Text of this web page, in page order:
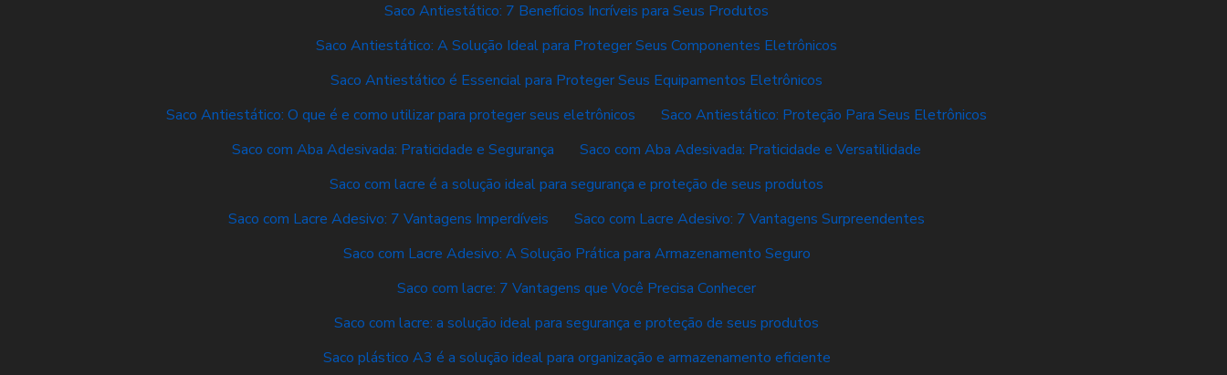
Saco Antiestático: 7 Benefícios Incríveis para Seus Produtos
Saco Antiestático: A Solução Ideal para Proteger Seus Componentes Eletrônicos
Saco Antiestático é Essencial para Proteger Seus Equipamentos Eletrônicos
Saco Antiestático: O que é e como utilizar para proteger seus eletrônicos
Saco Antiestático: Proteção Para Seus Eletrônicos
Saco com Aba Adesivada: Praticidade e Segurança
Saco com Aba Adesivada: Praticidade e Versatilidade
Saco com lacre é a solução ideal para segurança e proteção de seus produtos
Saco com Lacre Adesivo: 7 Vantagens Imperdíveis
Saco com Lacre Adesivo: 7 Vantagens Surpreendentes
Saco com Lacre Adesivo: A Solução Prática para Armazenamento Seguro
Saco com lacre: 7 Vantagens que Você Precisa Conhecer
Saco com lacre: a solução ideal para segurança e proteção de seus produtos
Saco plástico A3 é a solução ideal para organização e armazenamento eficiente